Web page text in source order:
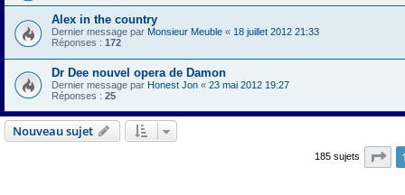
Alex in the country
Dernier message par Monsieur Meuble « 18 juillet 2012 21:33
Réponses : 172
Dr Dee nouvel opera de Damon
Dernier message par Honest Jon « 23 mai 2012 19:27
Réponses : 25
Nouveau sujet
185 sujets